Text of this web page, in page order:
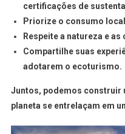
certificações de
Priorize o consumo
Respeite a natureza e
Compartilhe suas
adotarem o ecoturismo.
Juntos, podemos construir
planeta se entrelaçam em